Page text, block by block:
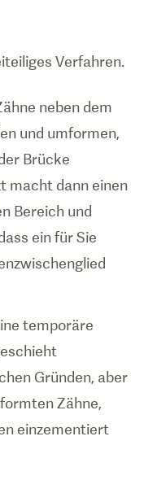
Verfahren.
neben dem
und umformen,
Brücke
macht dann einen
Bereich und
ein für Sie
temporäre
Gründen, aber
Zähne,
einzementiert